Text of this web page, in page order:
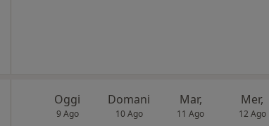
Oggi
9 Ago
Domani
10 Ago
Mar,
11 Ago
Mer,
12 Ago